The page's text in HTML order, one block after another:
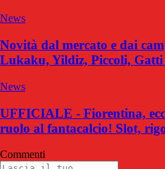
News
Novità dal mercato e dai
Lukaku, Yildiz, Piccoli,
News
UFFICIALE - Fiorentina,
ruolo al fantacalcio! Slot,
Commenti